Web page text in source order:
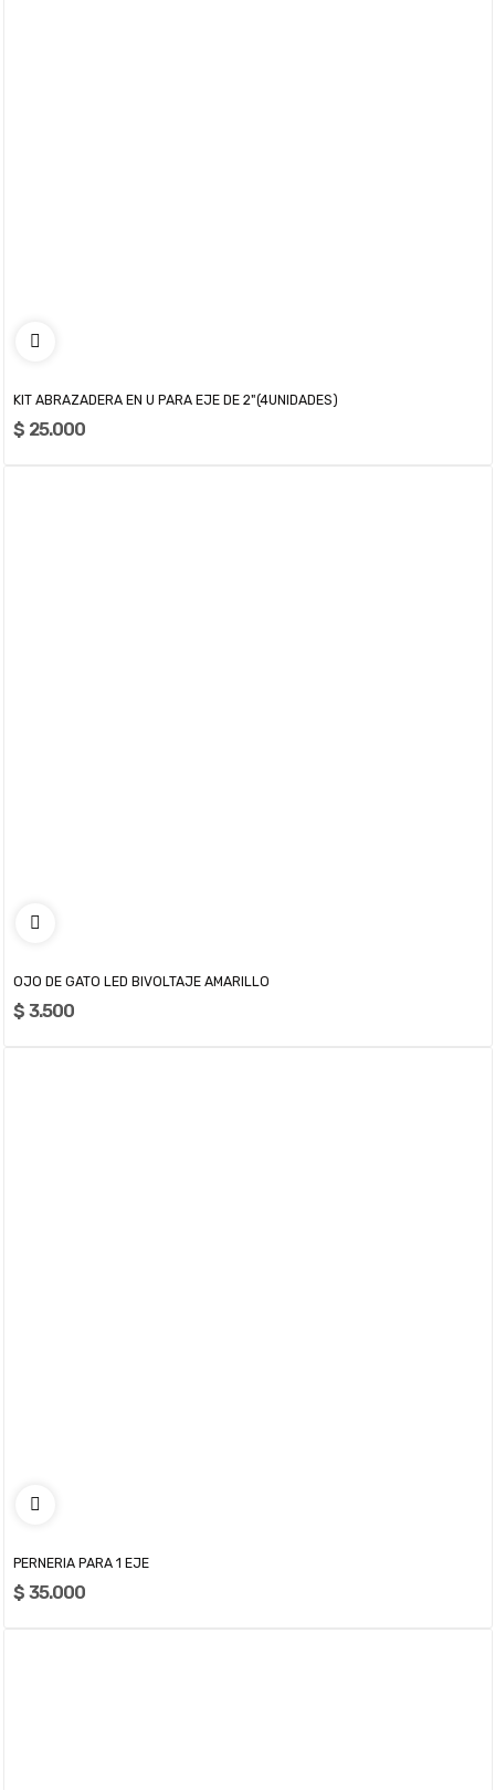
KIT ABRAZADERA EN U PARA EJE DE 2"(4UNIDADES)
$ 25.000
OJO DE GATO LED BIVOLTAJE AMARILLO
$ 3.500
PERNERIA PARA 1 EJE
$ 35.000